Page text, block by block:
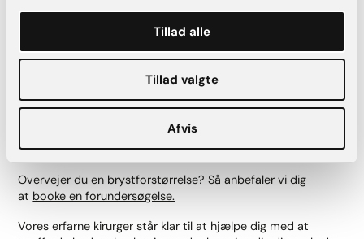
Tillad alle
Tillad valgte
Afvis
efter operationen.”
Overvejer du en brystforstørrelse?
Trines spændende historie illustrerer, hvordan
med at de tilpasser sig kroppens naturlige ændringer over
tid.
Overvejer du en brystforstørrelse? Så anbefaler vi dig
at booke en forundersøgelse.
Vores erfarne kirurger står klar til at hjælpe dig med at